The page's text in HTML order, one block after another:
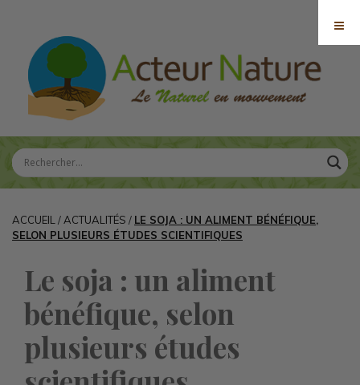
ACCUEIL / ACTUALITÉS / LE SOJA : UN ALIMENT BÉNÉFIQUE,
SELON PLUSIEURS ÉTUDES SCIENTIFIQUES
Le soja : un aliment
bénéfique, selon
plusieurs études